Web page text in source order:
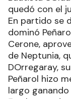
quedó con el
En partido se
dominó
Cerone,
de Neptunia,
DOrregaray,
Peñarol hizo
largo